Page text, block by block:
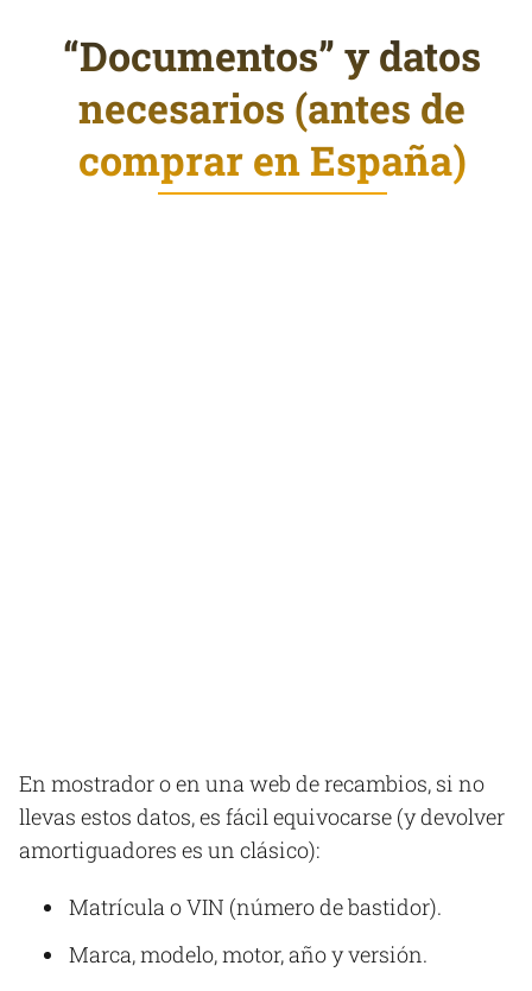
“Documentos” y datos
necesarios (antes de
comprar en España)
En mostrador o en una web de recambios, si no
llevas estos datos, es fácil equivocarse (y devolver
amortiguadores es un clásico):
Matrícula o VIN (número de bastidor).
Marca, modelo, motor, año y versión.